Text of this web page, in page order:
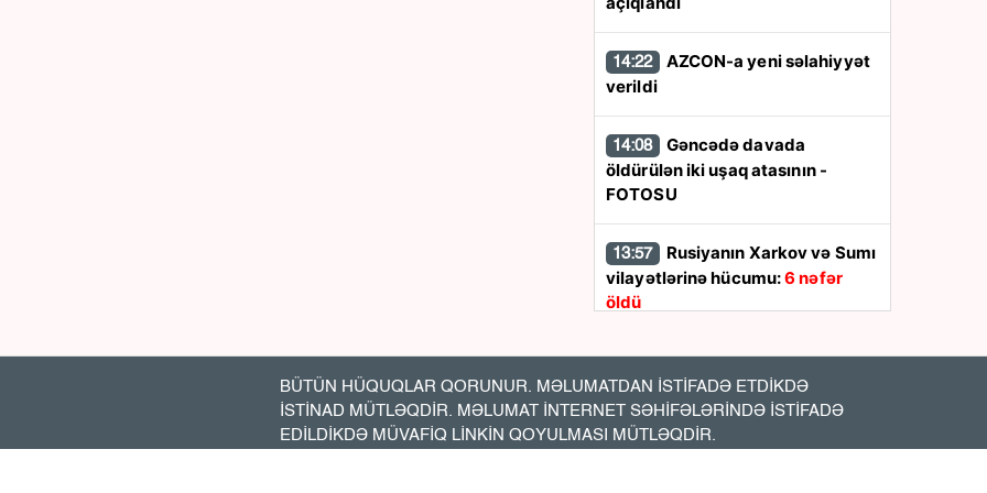
14:22
verildi
14:08
öldürülən iki uşaq atasının -
FOTOSU
13:57
vilayətlərinə hücumu:6 nəfər
öldü
13:48 Ukrayna Rusiyanın
Yaroslavl neft emalı zavodunu
vurdu
BÜTÜN HÜQUQLAR QORUNUR. MƏLUMATDAN İSTİFADƏ ETDİKDƏ
İSTİNAD MÜTLƏQDİR. MƏLUMAT İNTERNET SƏHİFƏLƏRİNDƏ İSTİFADƏ
EDİLDİKDƏ MÜVAFİQ LİNKİN QOYULMASI MÜTLƏQDİR.